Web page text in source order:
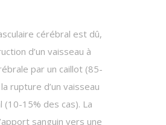
cérébral est dû,
d’un vaisseau à
par un caillot (85-
rupture d’un vaisseau
(10-15% des cas). La
sanguin vers une